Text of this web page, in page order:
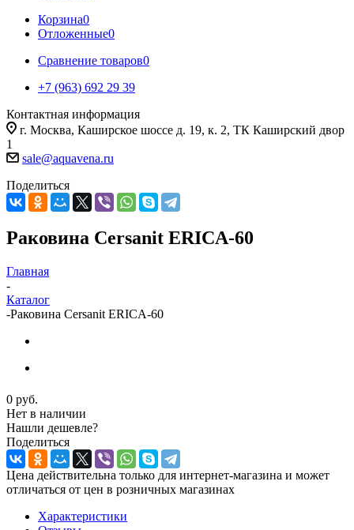
Корзина0
Отложенные0
Сравнение товаров0
+7 (963) 692 29 39
Контактная информация
г. Москва, Каширское шоссе д. 19, к. 2, ТК Каширский двор
1
sale@aquavena.ru
Поделиться
Раковина Cersanit ERICA-60
Главная
-
Каталог
-Раковина Cersanit ERICA-60
0 руб.
Нет в наличии
Нашли дешевле?
Поделиться
Цена действительна только для интернет-магазина и может
отличаться от цен в розничных магазинах
Характеристики